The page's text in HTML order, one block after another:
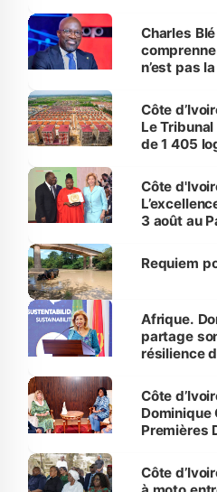
Charles
n’est pas
Côte
Le
de 1 405
Bassam
Côte
3 août au
Requiem
Afrique.
partage
résilience
Côte
Dominique
Premières
Côte